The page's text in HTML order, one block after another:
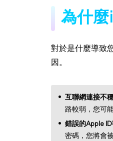
為什麼
對於是什麼導致
因。
互聯網連接不
路較弱，您可
錯誤的Apple ID
密碼，您將會